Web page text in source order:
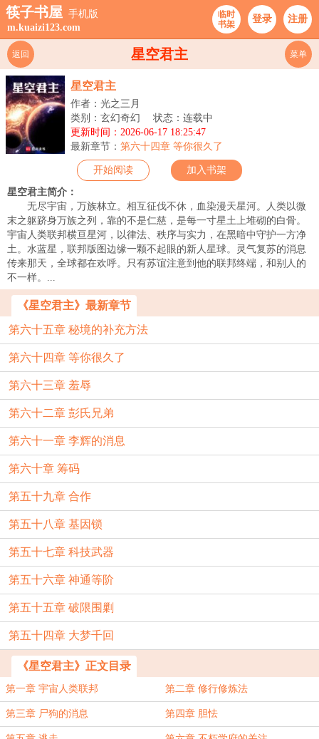
筷子书屋 手机版
m.kuaizi123.com
临时
书架
登录 注册
星空君主
返回 菜单
星空君主
作者：光之三月
类别：玄幻奇幻
状态：连载中
更新时间：2026-06-17 18:25:47
最新章节： 第六十四章 等你很久了
开始阅读 加入书架
星空君主简介：
无尽宇宙，万族林立。相互征伐不休，血染漫天星河。人类以微
末之躯跻身万族之列，靠的不是仁慈，是每一寸星土上堆砌的白骨。
宇宙人类联邦横亘星河，以律法、秩序与实力，在黑暗中守护一方净
土。水蓝星，联邦版图边缘一颗不起眼的新人星球。灵气复苏的消息
传来那天，全球都在欢呼。只有苏谊注意到他的联邦终端，和别人的
不一样。...
《星空君主》最新章节
第六十五章 秘境的补充方法
第六十四章 等你很久了
第六十三章 羞辱
第六十二章 彭氏兄弟
第六十一章 李辉的消息
第六十章 筹码
第五十九章 合作
第五十八章 基因锁
第五十七章 科技武器
第五十六章 神通等阶
第五十五章 破限围剿
第五十四章 大梦千回
《星空君主》正文目录
第一章 宇宙人类联邦 第二章 修行修炼法
第三章 尸狗的消息 第四章 胆怯